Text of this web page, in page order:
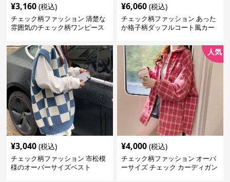
¥3,160 (税込)
チェック柄ファッション 清楚な
雰囲気のチェック柄ワンピース
¥6,060 (税込)
チェック柄ファッション あった
か格子柄ダッフルコート風カー
¥3,040 (税込)
チェック柄ファッション 市松模
様のオーバーサイズベスト
人気
¥4,000 (税込)
チェック柄ファッション オーバ
ーサイズ チェック カーディガン